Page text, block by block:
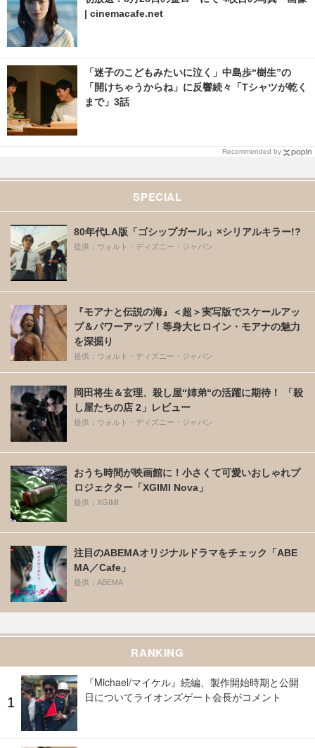
| cinemacafe.net
「迷子のこどもみたいに泣く」中島歩“樹生”の
「開けちゃうからね」に反響続々「Tシャツが乾く
まで」3話
Recommended by
SPECIAL
80年代LA版「ゴシップガール」×シリアルキラー!?
提供：ウォルト・ディズニー・ジャパン
『モアナと伝説の海』＜超＞実写版でスケールアッ
プ＆パワーアップ！等身大ヒロイン・モアナの魅力
を深掘り
提供：ウォルト・ディズニー・ジャパン
岡田将生＆玄理、殺し屋“姉弟“の活躍に期待！ 「殺
し屋たちの店 2」レビュー
提供：ウォルト・ディズニー・ジャパン
おうち時間が映画館に！小さくて可愛いおしゃれプ
ロジェクター「XGIMI Nova」
提供：XGIMI
注目のABEMAオリジナルドラマをチェック「ABE
MA／Cafe」
提供：ABEMA
RANKING
『Michael/マイケル』続編、製作開始時期と公開
日についてライオンズゲート会長がコメント